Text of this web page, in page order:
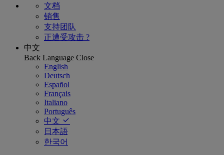
文档
销售
支持团队
正遭受攻击 ?
中文
Back Language Close
English
Deutsch
Español
Français
Italiano
Português
中文
日本語
한국어